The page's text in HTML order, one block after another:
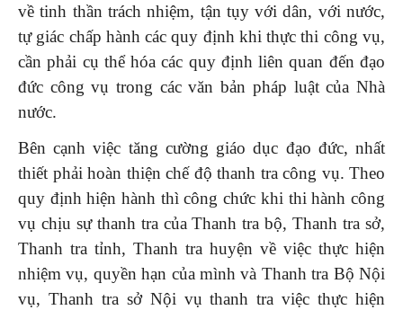
về tinh thần trách nhiệm, tận tụy với dân, với nước,
tự giác chấp hành các quy định khi thực thi công vụ,
cần phải cụ thể hóa các quy định liên quan đến đạo
đức công vụ trong các văn bản pháp luật của Nhà
nước.
Bên cạnh việc tăng cường giáo dục đạo đức, nhất
thiết phải hoàn thiện chế độ thanh tra công vụ. Theo
quy định hiện hành thì công chức khi thi hành công
vụ chịu sự thanh tra của Thanh tra bộ, Thanh tra sở,
Thanh tra tỉnh, Thanh tra huyện về việc thực hiện
nhiệm vụ, quyền hạn của mình và Thanh tra Bộ Nội
vụ, Thanh tra sở Nội vụ thanh tra việc thực hiện